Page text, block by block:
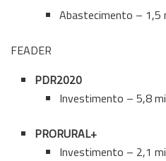
Abastecimento – 1,5
FEADER
PDR2020
Investimento – 5,8
PRORURAL+
Investimento – 2,1